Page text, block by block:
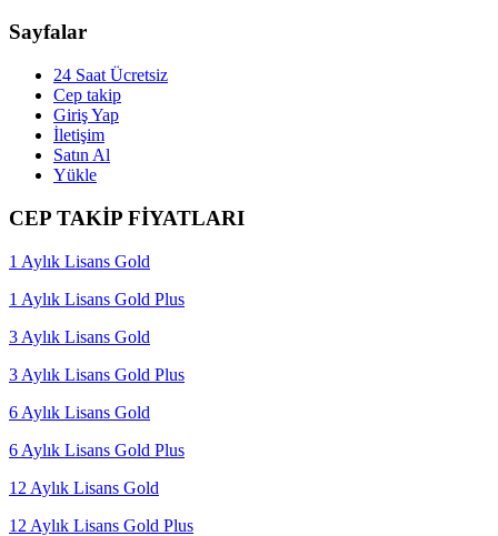
Sayfalar
24 Saat Ücretsiz
Cep takip
Giriş Yap
İletişim
Satın Al
Yükle
CEP TAKİP FİYATLARI
1 Aylık Lisans Gold
1 Aylık Lisans Gold Plus
3 Aylık Lisans Gold
3 Aylık Lisans Gold Plus
6 Aylık Lisans Gold
6 Aylık Lisans Gold Plus
12 Aylık Lisans Gold
12 Aylık Lisans Gold Plus